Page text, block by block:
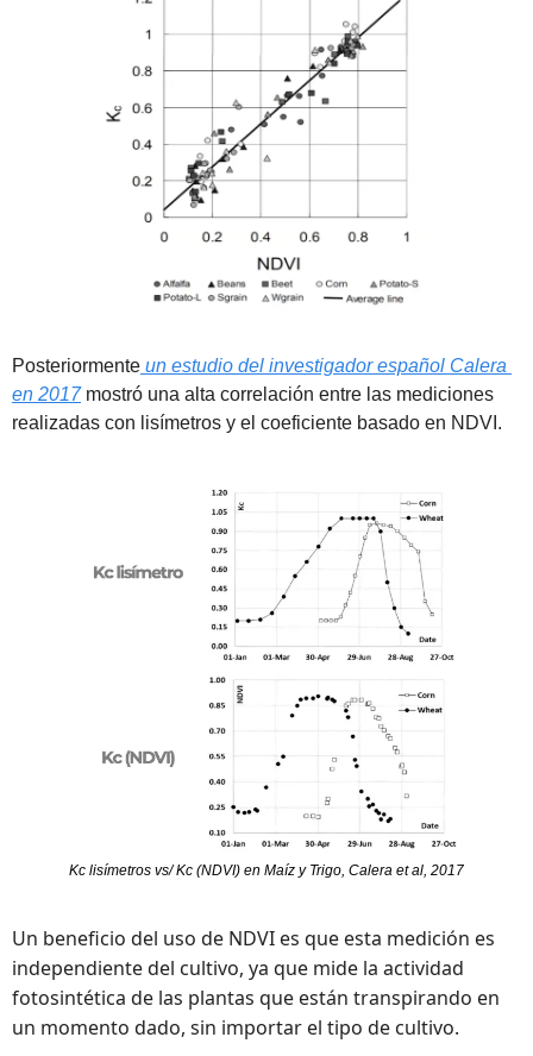
Posteriormente un estudio del investigador español Calera
en 2017 mostró una alta correlación entre las mediciones
realizadas con lisímetros y el coeficiente basado en NDVI.
Kc lisímetros vs/ Kc (NDVI) en Maíz y Trigo, Calera et al, 2017
Un beneficio del uso de NDVI es que esta medición es
independiente del cultivo, ya que mide la actividad
fotosintética de las plantas que están transpirando en
un momento dado, sin importar el tipo de cultivo.